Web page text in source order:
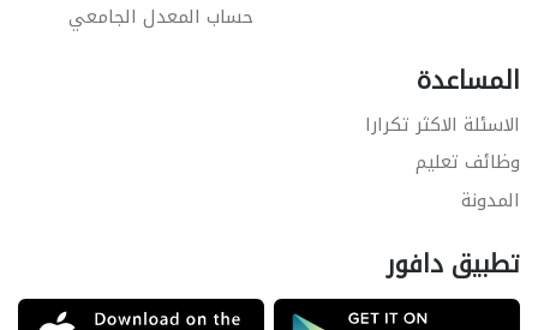
حساب المعدل الجامعي
المساعدة
الاسئلة الاكثر تكرارا
وظائف تعليم
المدونة
تطبيق دافور